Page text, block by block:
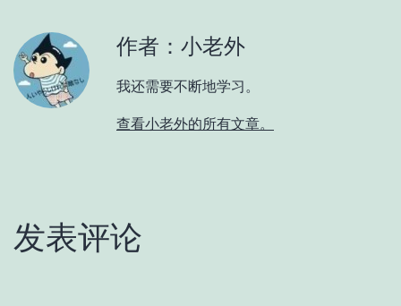
作者：小老外
我还需要不断地学习。
查看小老外的所有文章。
发表评论